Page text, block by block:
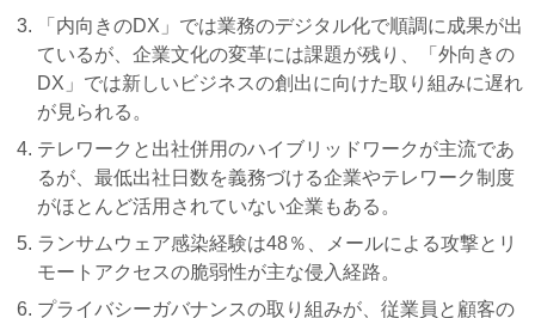
「内向きのDX」では業務のデジタル化で順調に成果が出
ているが、企業文化の変革には課題が残り、「外向きの
DX」では新しいビジネスの創出に向けた取り組みに遅れ
が見られる。
テレワークと出社併用のハイブリッドワークが主流であ
るが、最低出社日数を義務づける企業やテレワーク制度
がほとんど活用されていない企業もある。
ランサムウェア感染経験は48％、メールによる攻撃とリ
モートアクセスの脆弱性が主な侵入経路。
プライバシーガバナンスの取り組みが、従業員と顧客の